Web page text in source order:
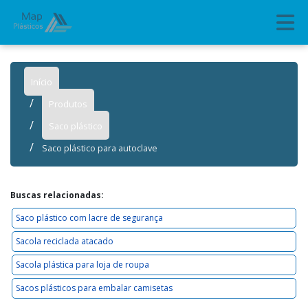
Início
Produtos
Saco plástico
Saco plástico para autoclave
Buscas relacionadas:
Saco plástico com lacre de segurança
Sacola reciclada atacado
Sacola plástica para loja de roupa
Sacos plásticos para embalar camisetas